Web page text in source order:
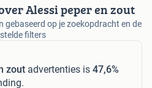
Alessi peper en zout
gebaseerd op je zoekopdracht en de
filters
zout advertenties is 47,6%